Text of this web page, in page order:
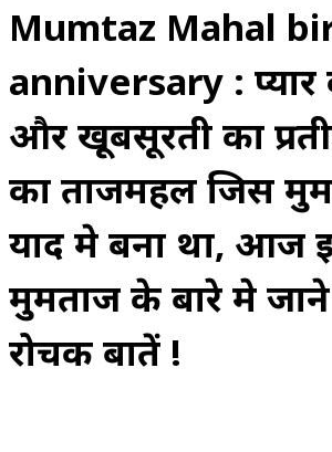
Mumtaz Mahal
anniversary : प्यार
और खूबसूरती का
का ताजमहल जिस
याद मे बना था, आज
मुमताज के बारे मे
रोचक बातें !